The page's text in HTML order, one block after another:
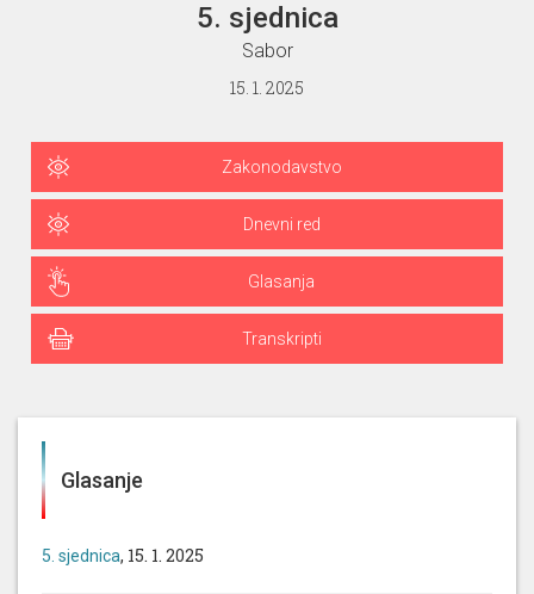
5. sjednica
Sabor
15. 1. 2025
Zakonodavstvo
Dnevni red
Glasanja
Transkripti
Glasanje
5. sjednica, 15. 1. 2025